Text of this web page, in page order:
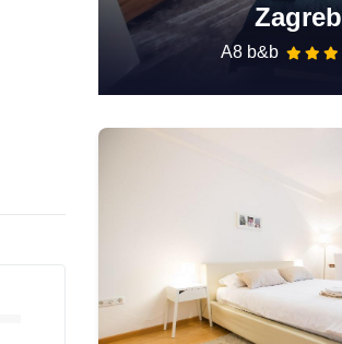
Zagreb
A8 b&b